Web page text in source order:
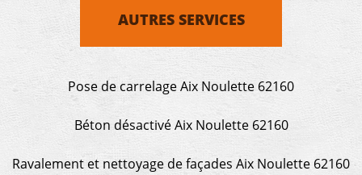
AUTRES SERVICES
Pose de carrelage Aix Noulette 62160
Béton désactivé Aix Noulette 62160
Ravalement et nettoyage de façades Aix Noulette 62160